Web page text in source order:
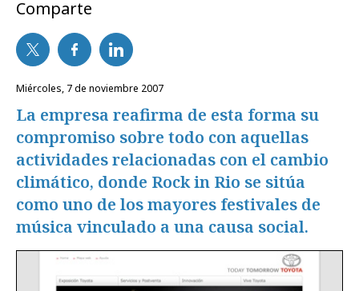
Comparte
miércoles, 7 de noviembre 2007
La empresa reafirma de esta forma su
compromiso sobre todo con aquellas
actividades relacionadas con el cambio
climático, donde Rock in Rio se sitúa
como uno de los mayores festivales de
música vinculado a una causa social.